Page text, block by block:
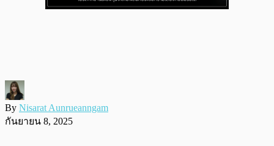
By Nisarat Aunrueanngam
กันยายน 8, 2025